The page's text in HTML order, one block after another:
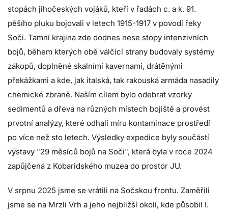
stopách jihočeských vojáků, kteří v řadách c. a k. 91.
pěšího pluku bojovali v letech 1915-1917 v povodí řeky
Soči. Tamní krajina zde dodnes nese stopy intenzivních
bojů, během kterých obě válčící strany budovaly systémy
zákopů, doplněné skalními kavernami, drátěnými
překážkami a kde, jak italská, tak rakouská armáda nasadily
chemické zbraně. Naším cílem bylo odebrat vzorky
sedimentů a dřeva na různých místech bojiště a provést
prvotní analýzy, které odhalí míru kontaminace prostředí
po více než sto letech. Výsledky expedice byly součástí
výstavy "29 měsíců bojů na Soči", která byla v roce 2024
zapůjčená z Kobaridského muzea do prostor JU.
V srpnu 2025 jsme se vrátili na Sočskou frontu. Zaměřili
jsme se na Mrzli Vrh a jeho nejbližší okolí, kde působil I.